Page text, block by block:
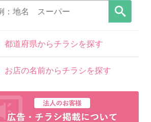
都道府県からチラシを探す
お店の名前からチラシを探す